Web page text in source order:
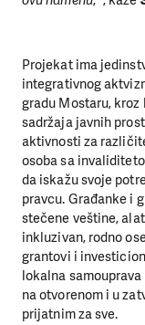
Projekat ima
integrativnog
gradu Mostaru,
sadržaja javnih
aktivnosti za
osoba sa
da iskažu svoje
pravcu. Građanke i
stečene veštine,
inkluzivan, rodno
grantovi i
lokalna
na otvorenom i u
prijatnim za sve.